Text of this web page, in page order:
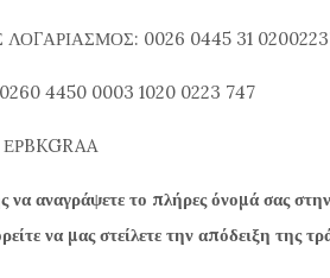
0026 0445 31
4450 0003 1020 0223 747
να αναγράψετε το πλήρες όνομά σας
να μας στείλετε την απόδειξη της